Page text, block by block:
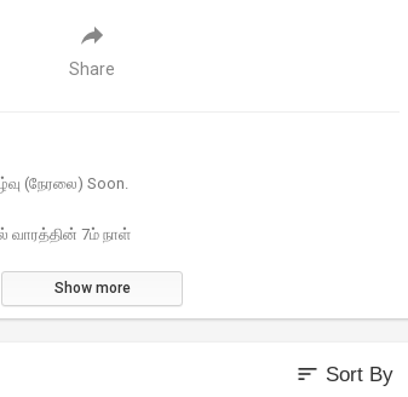
Share
(நேரலை) Soon.
வாரத்தின் 7ம் நாள்
Show more
sort Sort By